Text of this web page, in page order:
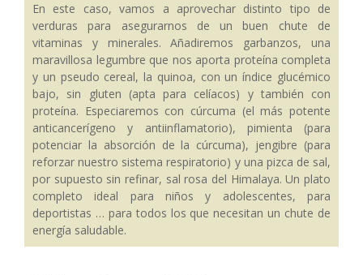
En este caso, vamos a aprovechar distinto tipo de
verduras para asegurarnos de un buen chute de
vitaminas y minerales. Añadiremos garbanzos, una
maravillosa legumbre que nos aporta proteína completa
y un pseudo cereal, la quinoa, con un índice glucémico
bajo, sin gluten (apta para celíacos) y también con
proteína. Especiaremos con cúrcuma (el más potente
anticancerígeno y antiinflamatorio), pimienta (para
potenciar la absorción de la cúrcuma), jengibre (para
reforzar nuestro sistema respiratorio) y una pizca de sal,
por supuesto sin refinar, sal rosa del Himalaya. Un plato
completo ideal para niños y adolescentes, para
deportistas … para todos los que necesitan un chute de
energía saludable.